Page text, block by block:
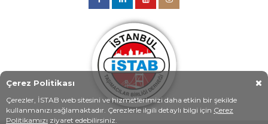
Çerez Politikası
Çerezler, İSTAB web sitesini ve hizmetlerimizi daha etkin bir şekilde
kullanmanızı sağlamaktadır. Çerezlerle ilgili detaylı bilgi için Çerez
Politikamızı ziyaret edebilirsiniz.